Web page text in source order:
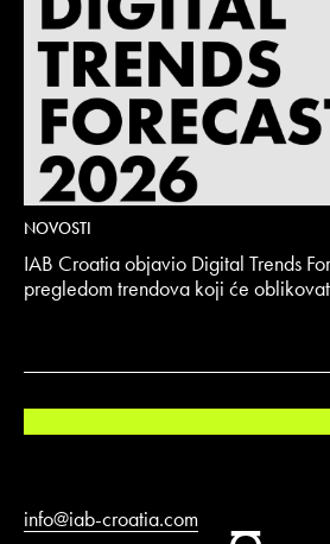
NOVOSTI
IAB Croatia objavio Digital Trends
pregledom trendova koji će
info@iab-croatia.com